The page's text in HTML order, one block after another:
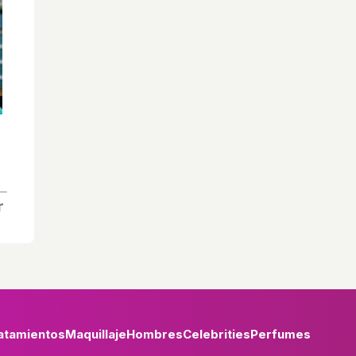
MaquillajeHombresCelebritiesPerfumes